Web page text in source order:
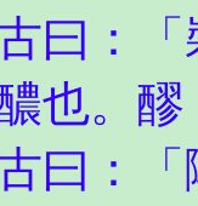
「裝
也。
「陬